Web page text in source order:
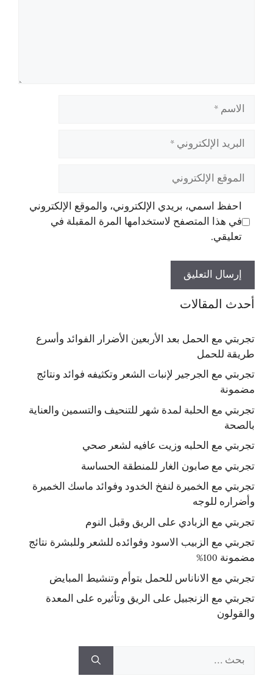
الاسم
البريد
الإلكتروني
الموقع
الإلكتروني
احفظ اسمي، بريدي الإلكتروني، والموقع الإلكتروني
في هذا المتصفح لاستخدامها المرة المقبلة في
تعليقي.
أحدث المقالات
تجربتي مع الحمل بعد الأربعين الأضرار الفوائد وأسرع
طريقة للحمل
تجربتي مع الجرجير لإنبات الشعر وتكثيفه فوائد ونتائج
مضمونة
تجربتي مع الحلبة لمدة شهر للتنحيف والتسمين والعناية
بالصحة
تجربتي مع الحلبه وزيت عافيه لشعر صحي
تجربتي مع صابون الغار للمنطقة الحساسة
تجربتي مع الخميرة لنفخ الخدود وفوائد ماسك الخميرة
وأضراره للوجه
تجربتي مع الزبادي على الريق وقبل النوم
تجربتي مع الزبيب الاسود وفوائده للشعر وللبشرة نتائج
مضمونة 100%
تجربتي مع الاناناس للحمل بتوأم وتنشيط المبايض
تجربتي مع الزنجبيل على الريق وتأثيره على المعدة
والقولون
عن: